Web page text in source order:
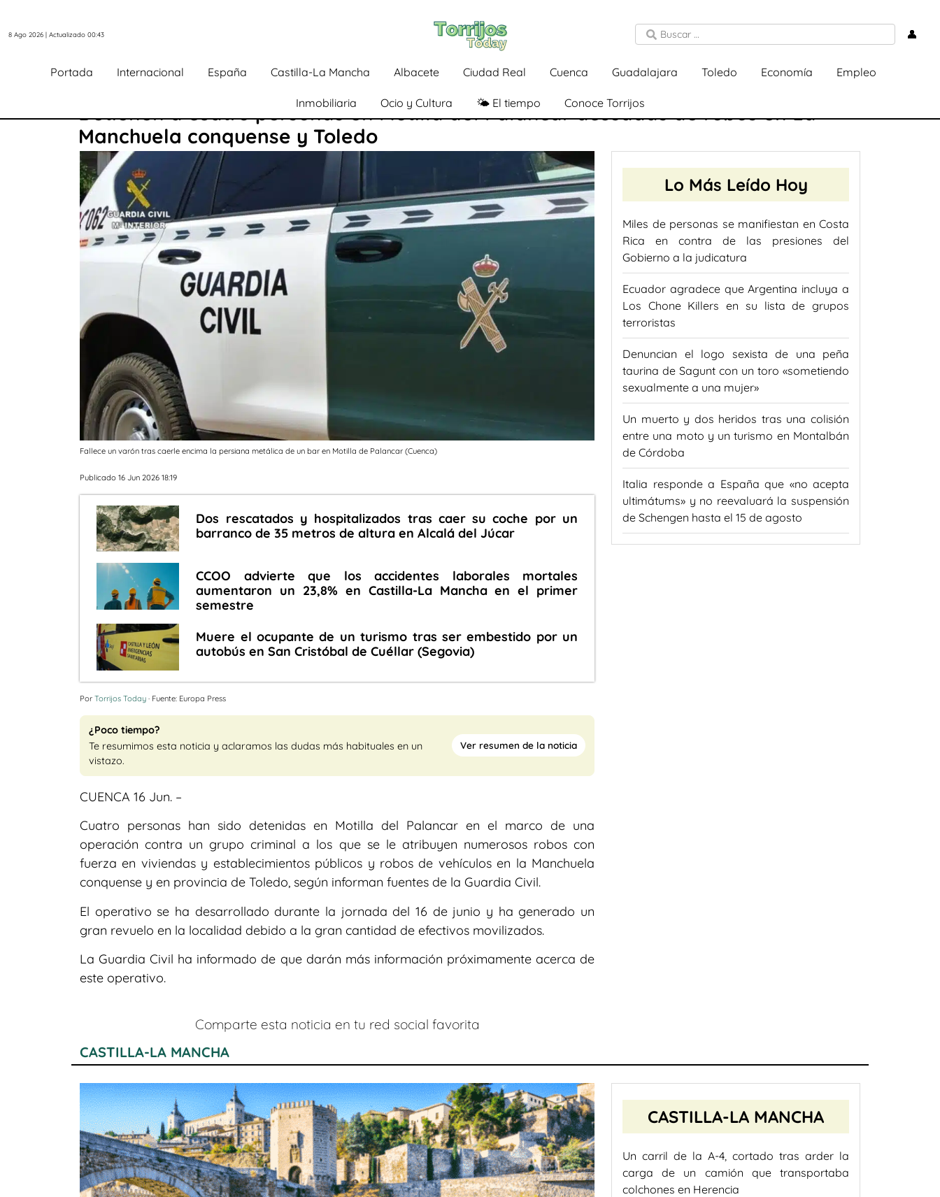
8 Ago 2026 | Actualizado 00:43 👤
Portada Internacional España Castilla-La Mancha Albacete Ciudad Real Cuenca Guadalajara Toledo Economía Empleo
Inmobiliaria Ocio y Cultura 🌤️ El tiempo Conoce Torrijos
Detienen a cuatro personas en Motilla del Palancar acusadas de robos en La
Manchuela conquense y Toledo
Fallece un varón tras caerle encima la persiana metálica de un bar en Motilla de Palancar (Cuenca)
Publicado 16 Jun 2026 18:19
Dos rescatados y hospitalizados tras caer su coche por un
barranco de 35 metros de altura en Alcalá del Júcar
CCOO advierte que los accidentes laborales mortales
aumentaron un 23,8% en Castilla-La Mancha en el primer
semestre
Muere el ocupante de un turismo tras ser embestido por un
autobús en San Cristóbal de Cuéllar (Segovia)
Por Torrijos Today · Fuente: Europa Press
¿Poco tiempo?
Te resumimos esta noticia y aclaramos las dudas más habituales en un
vistazo.
Ver resumen de la noticia
CUENCA 16 Jun. –
Cuatro personas han sido detenidas en Motilla del Palancar en el marco de una
operación contra un grupo criminal a los que se le atribuyen numerosos robos con
fuerza en viviendas y establecimientos públicos y robos de vehículos en la Manchuela
conquense y en provincia de Toledo, según informan fuentes de la Guardia Civil.
El operativo se ha desarrollado durante la jornada del 16 de junio y ha generado un
gran revuelo en la localidad debido a la gran cantidad de efectivos movilizados.
La Guardia Civil ha informado de que darán más información próximamente acerca de
este operativo.
Comparte esta noticia en tu red social favorita
Lo Más Leído Hoy
Miles de personas se manifiestan en Costa
Rica en contra de las presiones del
Gobierno a la judicatura
Ecuador agradece que Argentina incluya a
Los Chone Killers en su lista de grupos
terroristas
Denuncian el logo sexista de una peña
taurina de Sagunt con un toro «sometiendo
sexualmente a una mujer»
Un muerto y dos heridos tras una colisión
entre una moto y un turismo en Montalbán
de Córdoba
Italia responde a España que «no acepta
ultimátums» y no reevaluará la suspensión
de Schengen hasta el 15 de agosto
CASTILLA-LA MANCHA
CASTILLA-LA MANCHA
Un carril de la A-4, cortado tras arder la
carga de un camión que transportaba
colchones en Herencia